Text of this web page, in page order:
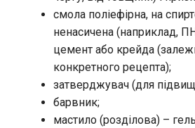
смола поліефірна, на
ненасичена (наприклад,
цемент або крейда
конкретного рецепта);
затверджувач (для
барвник;
мастило (розділова) –